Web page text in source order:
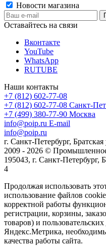
Новости магазина
Оставайтесь на связи
Вконтакте
YouTube
WhatsApp
RUTUBE
Наши контакты
+7 (812) 602-77-08
+7 (812) 602-77-08 Санкт-
+7 (499) 380-77-90 Москва
info@poip.ru E-mail
info@poip.ru
г. Санкт-Петербург,
2009 - 2026 ©
195043, г. Санкт-Петербург,
4
Продолжая использовать
использование файлов
корректной работы
регистрации, корзины,
товаров) и
Яндекс.Метрика,
качества работы сайта.